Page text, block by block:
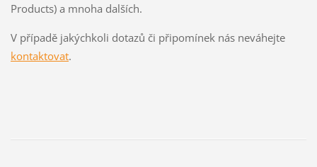
Products) a mnoha dalších.
V případě jakýchkoli dotazů či připomínek nás neváhejte
kontaktovat.